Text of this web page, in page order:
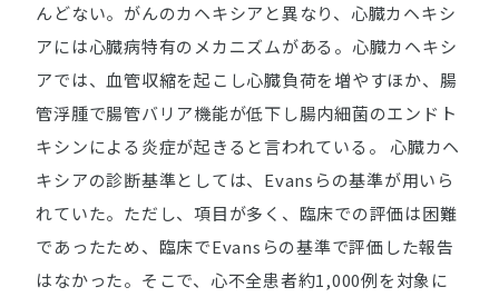
んどない。がんのカヘキシアと異なり、心臓カヘキシ
アには心臓病特有のメカニズムがある。心臓カヘキシ
アでは、血管収縮を起こし心臓負荷を増やすほか、腸
管浮腫で腸管バリア機能が低下し腸内細菌のエンドト
キシンによる炎症が起きると言われている。 心臓カヘ
キシアの診断基準としては、Evansらの基準が用いら
れていた。ただし、項目が多く、臨床での評価は困難
であったため、臨床でEvansらの基準で評価した報告
はなかった。そこで、心不全患者約1,000例を対象に